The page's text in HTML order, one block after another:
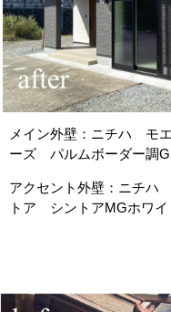
メイン外壁：ニチハ モ
ーズ パルムボーダー調
アクセント外壁：ニチ
トア シントアMGホワイ